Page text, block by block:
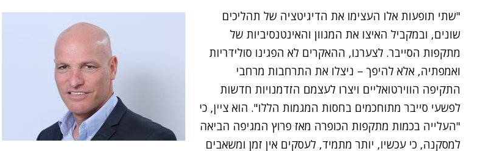
"שתי תופעות אלו העצימו את הדיגיטציה של תהליכים
שונים, ובמקביל האיצו את המגוון והאינטנסיביות של
מתקפות הסייבר. לצערנו, ההאקרים לא הפגינו סולידריות
ואמפתיה, אלא להיפך – ניצלו את התרחבות מרחבי
התקיפה הווירטואליים ויצרו לעצמם הזדמנויות חדשות
לפשעי סייבר מתוחכמים בחסות המגמות הללו". הוא ציין, כי
"העלייה בכמות מתקפות הכופרה מאז פרוץ המגיפה הביאה
למסקנה, כי עכשיו, יותר מתמיד, לעסקים אין זמן ומשאבים